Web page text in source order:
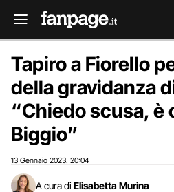
Tapiro a Fiorello
della gravidanza
“Chiedo scusa, è
Biggio”
13 Gennaio 2023 20:04
A cura di Elisabetta Murina